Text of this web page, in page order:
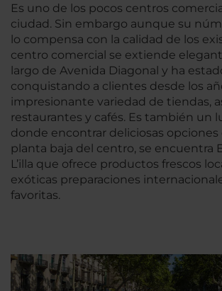
Es uno de los pocos centros
ciudad. Sin embargo aunque su
lo compensa con la calidad de los
centro comercial se extiende
largo de Avenida Diagonal y ha
conquistando a clientes desde los
impresionante variedad de tiendas,
restaurantes y cafés. Es también un
donde encontrar deliciosas opciones
planta baja del centro, se encuentra
L’illa que ofrece productos frescos
exóticas preparaciones
favoritas.